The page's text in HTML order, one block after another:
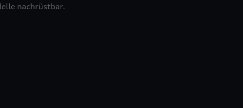
nachrüstbar.